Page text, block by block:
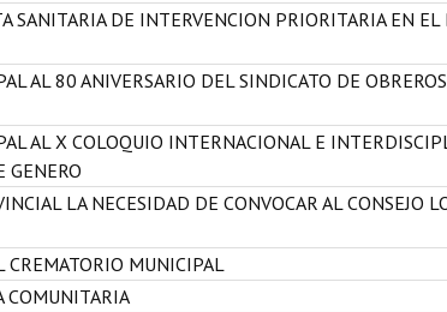
SANITARIA DE INTERVENCION PRIORITARIA EN EL
AL 80 ANIVERSARIO DEL SINDICATO DE
AL X COLOQUIO INTERNACIONAL E
GENERO
LA NECESIDAD DE CONVOCAR AL CONSEJO
CREMATORIO MUNICIPAL
COMUNITARIA